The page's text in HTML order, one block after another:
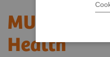
MULTIX
Health